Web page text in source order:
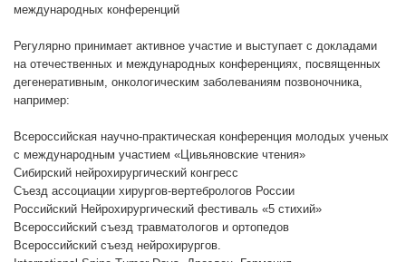
международных конференций
Регулярно принимает активное участие и выступает с докладами
на отечественных и международных конференциях, посвященных
дегенеративным, онкологическим заболеваниям позвоночника,
например:
Всероссийская научно-практическая конференция молодых ученых
с международным участием «Цивьяновские чтения»
Сибирский нейрохирургический конгресс
Съезд ассоциации хирургов-вертебрологов России
Российский Нейрохирургический фестиваль «5 стихий»
Всероссийский съезд травматологов и ортопедов
Всероссийский съезд нейрохирургов.